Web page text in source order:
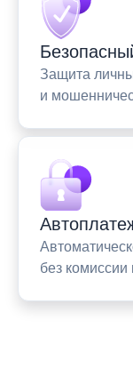
Защита
и
без комиссии